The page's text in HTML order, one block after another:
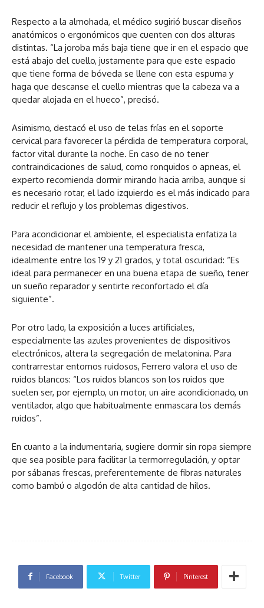
Respecto a la almohada, el médico sugirió buscar diseños
anatómicos o ergonómicos que cuenten con dos alturas
distintas. “La joroba más baja tiene que ir en el espacio que
está abajo del cuello, justamente para que este espacio
que tiene forma de bóveda se llene con esta espuma y
haga que descanse el cuello mientras que la cabeza va a
quedar alojada en el hueco”, precisó.
Asimismo, destacó el uso de telas frías en el soporte
cervical para favorecer la pérdida de temperatura corporal,
factor vital durante la noche. En caso de no tener
contraindicaciones de salud, como ronquidos o apneas, el
experto recomienda dormir mirando hacia arriba, aunque si
es necesario rotar, el lado izquierdo es el más indicado para
reducir el reflujo y los problemas digestivos.
Para acondicionar el ambiente, el especialista enfatiza la
necesidad de mantener una temperatura fresca,
idealmente entre los 19 y 21 grados, y total oscuridad: “Es
ideal para permanecer en una buena etapa de sueño, tener
un sueño reparador y sentirte reconfortado el día
siguiente”.
Por otro lado, la exposición a luces artificiales,
especialmente las azules provenientes de dispositivos
electrónicos, altera la segregación de melatonina. Para
contrarrestar entornos ruidosos, Ferrero valora el uso de
ruidos blancos: “Los ruidos blancos son los ruidos que
suelen ser, por ejemplo, un motor, un aire acondicionado, un
ventilador, algo que habitualmente enmascara los demás
ruidos”.
En cuanto a la indumentaria, sugiere dormir sin ropa siempre
que sea posible para facilitar la termorregulación, y optar
por sábanas frescas, preferentemente de fibras naturales
como bambú o algodón de alta cantidad de hilos.
Facebook Twitter Pinterest